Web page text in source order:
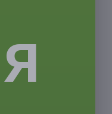
и клиентов,
пол года.
по телефону: +7
в распечатанном,
об отмене своего